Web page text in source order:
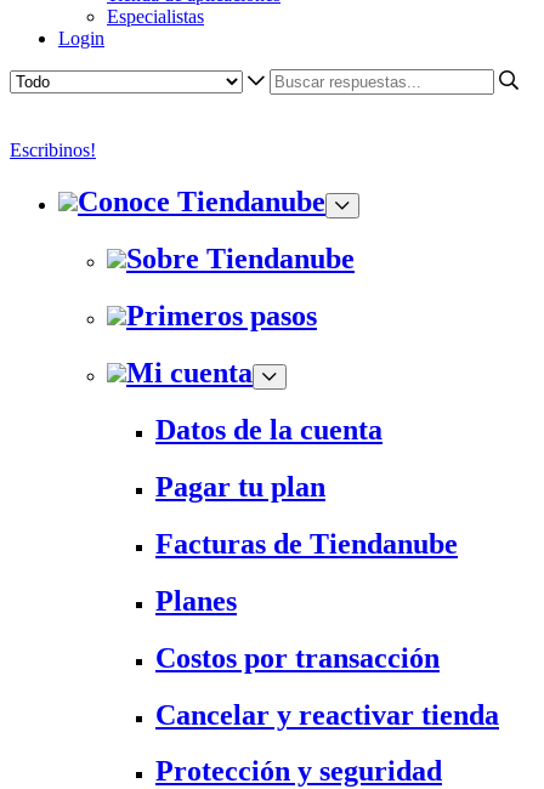
Especialistas
Login
Escribinos!
Conoce Tiendanube
Sobre Tiendanube
Primeros pasos
Mi cuenta
Datos de la cuenta
Pagar tu plan
Facturas de Tiendanube
Planes
Costos por transacción
Cancelar y reactivar tienda
Protección y seguridad